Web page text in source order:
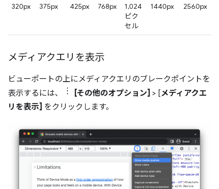
320px 375px 425px 768px
1,024
ピク
セル
1440px 2560px
メディアクエリを表示
ビューポートの上にメディアクエリのブレークポイントを
表示するには、
[その他のオプション] > [メディアクエ
リを表示] をクリックします。